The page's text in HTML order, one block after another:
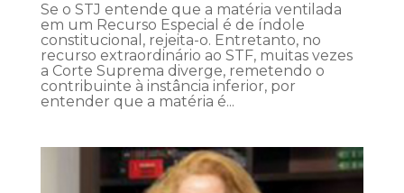
Se o STJ entende que a matéria ventilada
em um Recurso Especial é de índole
constitucional, rejeita-o. Entretanto, no
recurso extraordinário ao STF, muitas vezes
a Corte Suprema diverge, remetendo o
contribuinte à instância inferior, por
entender que a matéria é...